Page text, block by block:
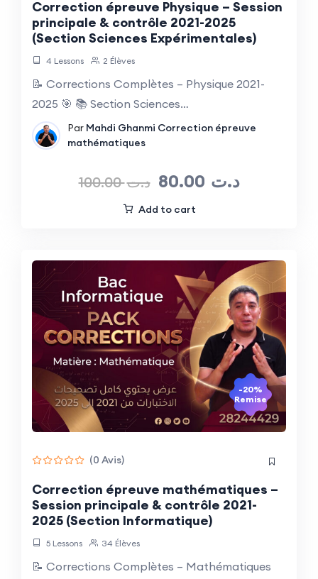
Correction épreuve Physique – Session
principale & contrôle 2021-2025
(Section Sciences Expérimentales)
4 Lessons 2 Élèves
📝 Corrections Complètes – Physique 2021-
2025 🎯 📚 Section Sciences…
Par Mahdi Ghanmi Correction épreuve
mathématiques
100.00د.ت 80.00 د.ت
Add to cart
-20%
Remise
(0 Avis)
Correction épreuve mathématiques –
Session principale & contrôle 2021-
2025 (Section Informatique)
5 Lessons 34 Élèves
📝 Corrections Complètes – Mathématiques